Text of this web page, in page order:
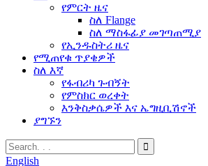
የምርት ዜና
ስለ Flange
ስለ ማስፋፊያ መገጣጠሚያ
የኢንዱስትሪ ዜና
የሚጠየቁ ጥያቄዎች
ስለ እኛ
የፋብሪካ ጉብኝት
የምስክር ወረቀት
እንቅስቃሴዎች እና ኤግዚቢሽኖች
ያግኙን
English